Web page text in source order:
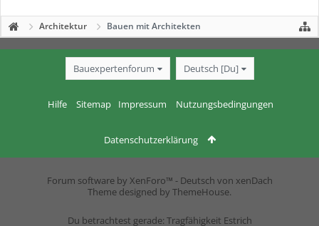
Architektur Bauen mit Architekten
Bauexpertenforum Deutsch [Du]
Hilfe Sitemap Impressum Nutzungsbedingungen
Datenschutzerklärung
Forum software by XenForo™ - Deutsch von xenDach
Theme designed by ThemeHouse.
Du betrachtest gerade: Tragfähigkeit Estrich